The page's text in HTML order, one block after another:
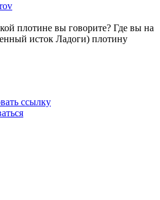
плотине вы говорите? Где вы на
исток Ладоги) плотину
ссылку